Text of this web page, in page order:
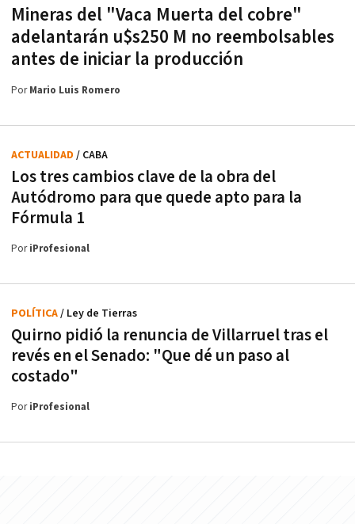
Mineras del "Vaca Muerta del cobre"
adelantarán u$s250 M no reembolsables
antes de iniciar la producción
PorMario Luis Romero
Los tres cambios clave de la obra del
Autódromo para que quede apto para la
Fórmula 1
ACTUALIDAD / CABA
PoriProfesional
Quirno pidió la renuncia de Villarruel tras el
revés en el Senado: "Que dé un paso al
costado"
POLÍTICA/ Ley de Tierras
PoriProfesional